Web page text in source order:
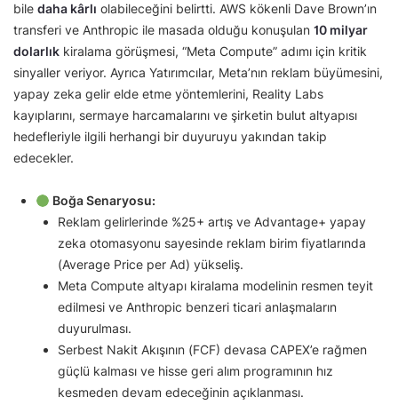
bile daha kârlı olabileceğini belirtti. AWS kökenli Dave Brown’ın
transferi ve Anthropic ile masada olduğu konuşulan 10 milyar
dolarlık kiralama görüşmesi, “Meta Compute” adımı için kritik
sinyaller veriyor. Ayrıca Yatırımcılar, Meta’nın reklam büyümesini,
yapay zeka gelir elde etme yöntemlerini, Reality Labs
kayıplarını, sermaye harcamalarını ve şirketin bulut altyapısı
hedefleriyle ilgili herhangi bir duyuruyu yakından takip
edecekler.
Boğa Senaryosu:
Reklam gelirlerinde %25+ artış ve Advantage+ yapay
zeka otomasyonu sayesinde reklam birim fiyatlarında
(Average Price per Ad) yükseliş.
Meta Compute altyapı kiralama modelinin resmen teyit
edilmesi ve Anthropic benzeri ticari anlaşmaların
duyurulması.
Serbest Nakit Akışının (FCF) devasa CAPEX’e rağmen
güçlü kalması ve hisse geri alım programının hız
kesmeden devam edeceğinin açıklanması.